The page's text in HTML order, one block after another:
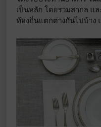
เป็นหลัก โดยรวมสากล แ
ท้องถิ่นแตกต่างกันไปบ้าง